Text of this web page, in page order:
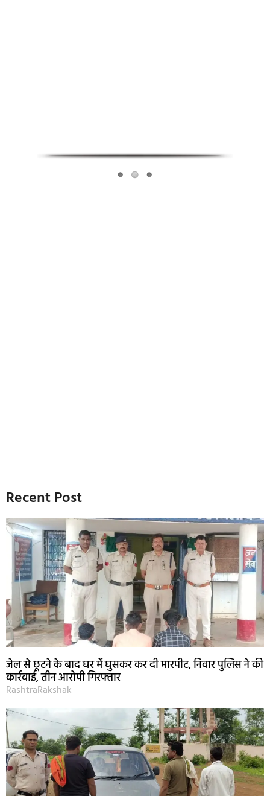
Recent Post
जेल से छूटने के बाद घर में घुसकर कर दी मारपीट, निवार पुलिस ने की
कार्रवाई, तीन आरोपी गिरफ्तार
RashtraRakshak